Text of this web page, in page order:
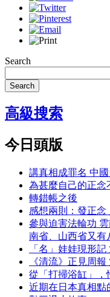
Search
Search
高級搜索
今日頭版
講真相成罪名 中
為甚麼自己的正念
轉錯帳之後
感想兩則：發正念
參與迫害法輪功
南省、山西省又有
「名」娃娃現形記
《清流》正見周報
從「打掃浴缸」，
近期在日本真相點